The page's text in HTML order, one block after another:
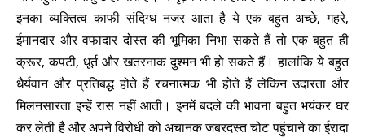
इनका व्यक्तित्व काफी संदिग्ध नजर आता है ये एक बहुत अच्छे, गहरे,
ईमानदार और वफादार दोस्त की भूमिका निभा सकते हैं तो एक बहुत ही
क्रूर, कपटी, धूर्त और खतरनाक दुश्मन भी हो सकते हैं। हालांकि ये बहुत
धैर्यवान और प्रतिबद्ध होते हैं रचनात्मक भी होते हैं लेकिन उदारता और
मिलनसारता इन्हें रास नहीं आती। इनमें बदले की भावना बहुत भयंकर घर
कर लेती है और अपने विरोधी को अचानक जबरदस्त चोट पहुंचाने का ईरादा